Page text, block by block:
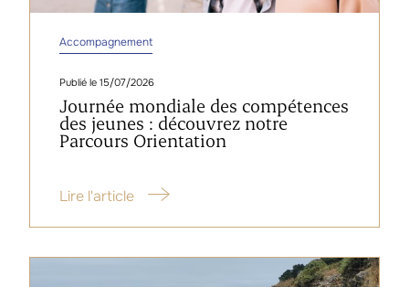
Accompagnement
15/07/2026
Journée mondiale des compétences
des jeunes : découvrez notre
Parcours Orientation
Lire l'article